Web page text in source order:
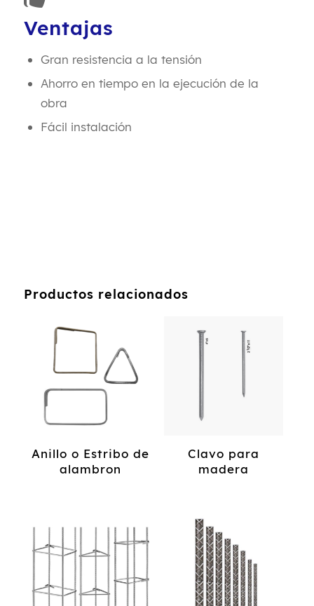
Ventajas
Gran resistencia a la tensión
Ahorro en tiempo en la ejecución de la
obra
Fácil instalación
Productos relacionados
Anillo o Estribo de
alambron
Clavo para
madera